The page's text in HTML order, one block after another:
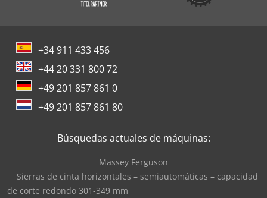
+34 911 433 456
+44 20 331 800 72
+49 201 857 861 0
+49 201 857 861 80
Búsquedas actuales de máquinas:
Massey Ferguson
Sierras de cinta horizontales – semiautomáticas – capacidad
de corte redondo 301-349 mm